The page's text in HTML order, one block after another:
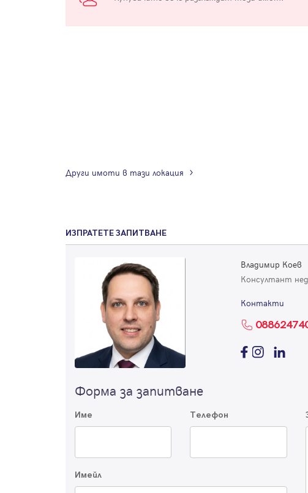
Други имоти в тази локация
ИЗПРАТЕТЕ ЗАПИТВАНЕ
Владимир Коев
Консултант
Контакти
Форма за запитване
Име Телефон
Имейл
Успех!
Успех!
Вход
по-